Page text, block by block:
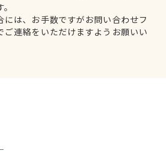
には、お手数ですがお問い合わせフ
ご連絡をいただけますようお願いい